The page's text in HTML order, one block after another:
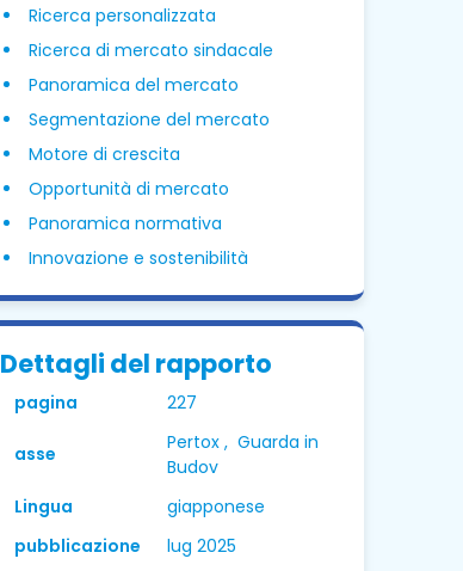
Ricerca personalizzata
Ricerca di mercato sindacale
Panoramica del mercato
Segmentazione del mercato
Motore di crescita
Opportunità di mercato
Panoramica normativa
Innovazione e sostenibilità
Dettagli del rapporto
pagina 227
asse
Pertox , Guarda in
Budov
Lingua
giapponese
pubblicazione
lug 2025